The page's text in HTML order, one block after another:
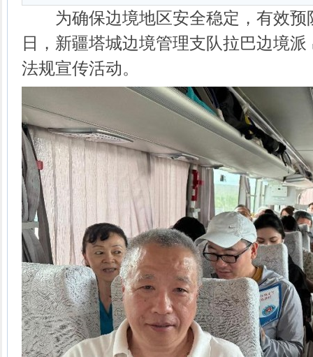
为确保边境地区安全稳定，有效预
日，新疆塔城边境管理支队拉巴边境
法规宣传活动。